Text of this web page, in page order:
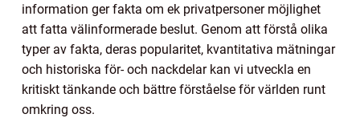
information ger fakta om ek privatpersoner möjlighet
att fatta välinformerade beslut. Genom att förstå olika
typer av fakta, deras popularitet, kvantitativa mätningar
och historiska för- och nackdelar kan vi utveckla en
kritiskt tänkande och bättre förståelse för världen runt
omkring oss.